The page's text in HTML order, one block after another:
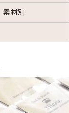
素材別